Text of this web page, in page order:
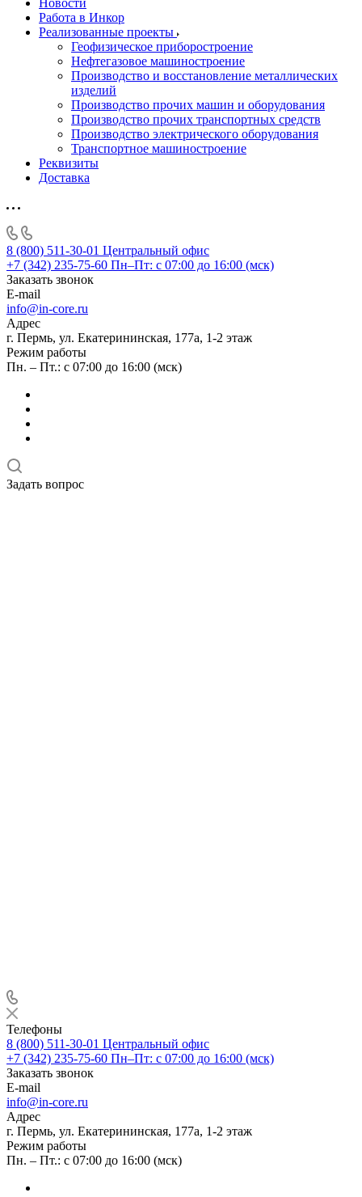
Новости
Работа в Инкор
Реализованные проекты
Геофизическое приборостроение
Нефтегазовое машиностроение
Производство и восстановление металлических
изделий
Производство прочих машин и оборудования
Производство прочих транспортных средств
Производство электрического оборудования
Транспортное машиностроение
Реквизиты
Доставка
8 (800) 511-30-01 Центральный офис
+7 (342) 235-75-60 Пн–Пт: с 07:00 до 16:00 (мск)
Заказать звонок
E-mail
info@in-core.ru
Адрес
г. Пермь, ул. ​Екатерининская, 177а, ​1-2 этаж
Режим работы
Пн. – Пт.: с 07:00 до 16:00 (мск)
Задать вопрос
Телефоны
8 (800) 511-30-01 Центральный офис
+7 (342) 235-75-60 Пн–Пт: с 07:00 до 16:00 (мск)
Заказать звонок
E-mail
info@in-core.ru
Адрес
г. Пермь, ул. ​Екатерининская, 177а, ​1-2 этаж
Режим работы
Пн. – Пт.: с 07:00 до 16:00 (мск)